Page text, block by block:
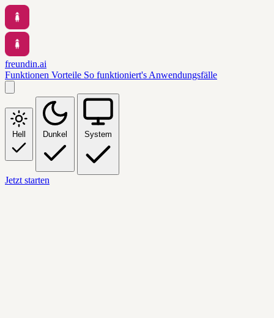
freundin.ai
Funktionen Vorteile So funktioniert's Anwendungsfälle
Hell Dunkel System
Jetzt starten